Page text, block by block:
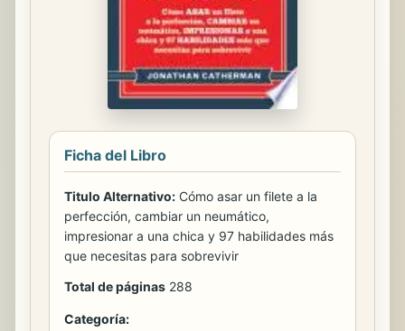
Ficha del Libro
Titulo Alternativo: Cómo asar un filete a la
perfección, cambiar un neumático,
impresionar a una chica y 97 habilidades más
que necesitas para sobrevivir
Total de páginas 288
Categoría: